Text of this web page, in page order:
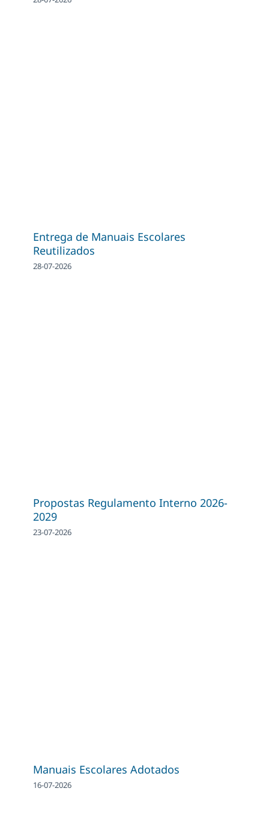
Entrega de Manuais Escolares
Reutilizados
28-07-2026
Propostas Regulamento Interno 2026-
2029
23-07-2026
Manuais Escolares Adotados
16-07-2026